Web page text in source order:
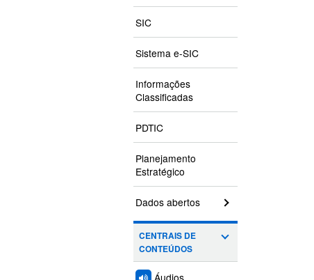
SIC
Sistema e-SIC
Informações
Classificadas
PDTIC
Planejamento
Estratégico
Dados abertos
CENTRAIS DE
CONTEÚDOS